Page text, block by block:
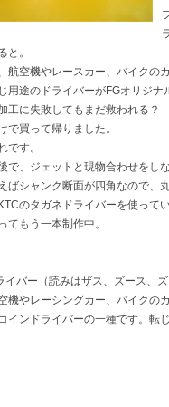
と。
航空機やレースカー、バイクの
用途のドライバーがFGオリジナ
工に失敗してもまだ救われる？
で買って帰りました。
です。
で、ジェットと現物合わせをし
ばシャンク断面が四角なので、
のタガネドライバーを使って
てもう一本制作中。
イバー（読みはザス、ズース、
機やレーシングカー、バイクの
インドライバーの一種です。転